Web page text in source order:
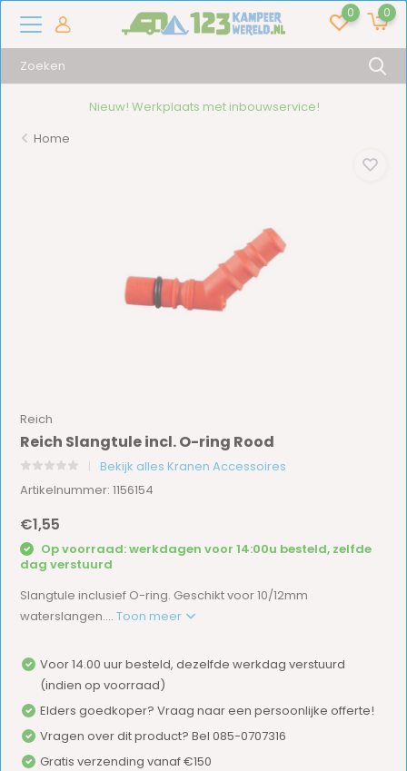
0 0
Nieuw! Werkplaats met inbouwservice!
Home
Reich
Reich Slangtule incl. O-ring Rood
Bekijk alles Kranen Accessoires
Artikelnummer: 1156154
€1,55
Op voorraad: werkdagen voor 14:00u besteld, zelfde
dag verstuurd
Slangtule inclusief O-ring. Geschikt voor 10/12mm
waterslangen....Toon meer
Voor 14.00 uur besteld, dezelfde werkdag verstuurd
(indien op voorraad)
Elders goedkoper? Vraag naar een persoonlijke offerte!
Vragen over dit product? Bel 085-0707316
Gratis verzending vanaf €150